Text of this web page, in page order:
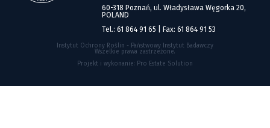
60-318 Poznań, ul. Władysława Węgorka 20,
POLAND
Tel.: 61 864 91 65 | Fax: 61 864 91 53
Instytut Ochrony Roślin - Państwowy Instytut Badawczy
Wszelkie prawa zastrzeżone.
Projekt i wykonanie: Pro Estate Solution